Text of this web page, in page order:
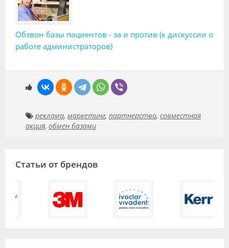
Обзвон базы пациентов - за и против (к дискуссии о
работе администраторов)
реклама, маркетинг, партнерство, совместная
акция, обмен базами
Статьи от брендов